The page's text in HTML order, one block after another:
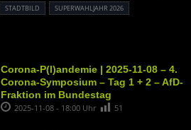
STADTBILD
SUPERWAHLJAHR 2026
Corona-P(l)andemie | 2025-11-08 – 4.
Corona-Symposium – Tag 1 + 2 – AfD-
Fraktion im Bundestag
2025-11-08 - 18:00 Uhr 51